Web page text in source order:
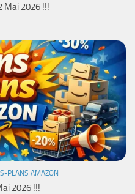
Mai 2026 !!!
PLANS AMAZON
2026 !!!